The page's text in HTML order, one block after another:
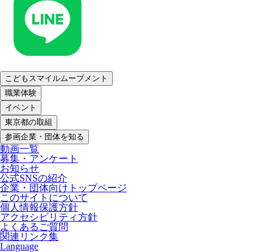
こどもスマイルムーブメント
職業体験
イベント
東京都の取組
参画企業・団体を知る
動画一覧
募集・アンケート
お知らせ
公式SNSの紹介
企業・団体向けトップページ
このサイトについて
個人情報保護方針
アクセシビリティ方針
よくあるご質問
関連リンク集
Language